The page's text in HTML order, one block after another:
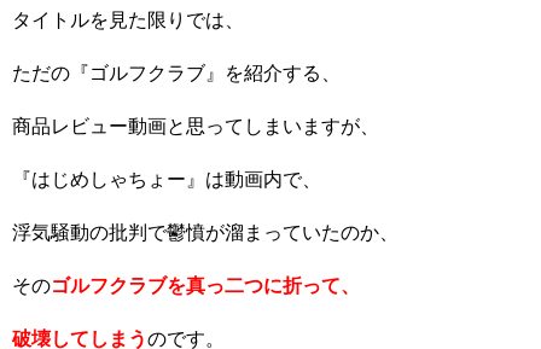
タイトルを見た限りでは、
ただの『ゴルフクラブ』を紹介する、
商品レビュー動画と思ってしまいますが、
『はじめしゃちょー』は動画内で、
浮気騒動の批判で鬱憤が溜まっていたのか、
そのゴルフクラブを真っ二つに折って、
破壊してしまうのです。